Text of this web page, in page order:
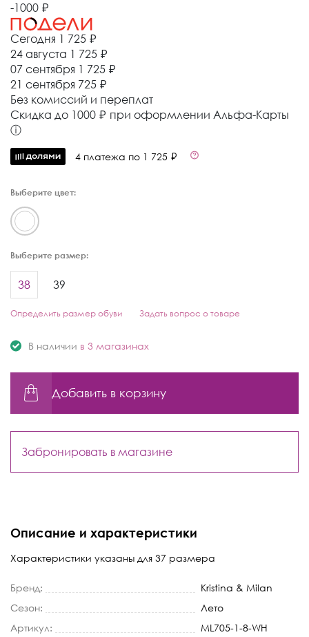
-1000 ₽
Сегодня 1 725 ₽
24 августа 1 725 ₽
07 сентября 1 725 ₽
21 сентября 725 ₽
Без комиссий и переплат
Cкидка до 1000 ₽ при оформлении Альфа-Карты
ⓘ
4 платежа по 1 725 ₽
Выберите цвет:
Выберите размер:
38 39
Определить размер обуви Задать вопрос о товаре
В наличии в 3 магазинах
Добавить в корзину
Забронировать в магазине
Описание и характеристики
Характеристики указаны для 37 размера
Бренд:
Kristina & Milan
Сезон:
Лето
Артикул:
ML705-1-8-WH